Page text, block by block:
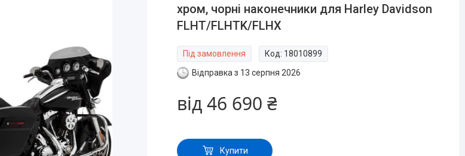
хром, чорні наконечники для Harley Davidson
FLHT/FLHTK/FLHX
Під замовлення Код: 18010899
Відправка з 13 серпня 2026
від46 690 ₴
Купити